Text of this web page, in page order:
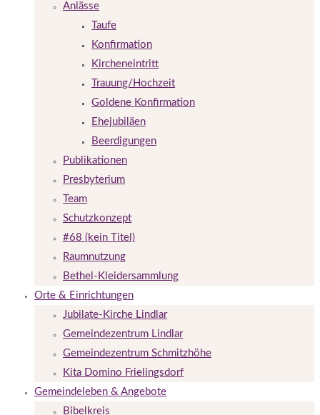
Anlässe
Taufe
Konfirmation
Kircheneintritt
Trauung/Hochzeit
Goldene Konfirmation
Ehejubiläen
Beerdigungen
Publikationen
Presbyterium
Team
Schutzkonzept
#68 (kein Titel)
Raumnutzung
Bethel-Kleidersammlung
Orte & Einrichtungen
Jubilate-Kirche Lindlar
Gemeindezentrum Lindlar
Gemeindezentrum Schmitzhöhe
Kita Domino Frielingsdorf
Gemeindeleben & Angebote
Bibelkreis